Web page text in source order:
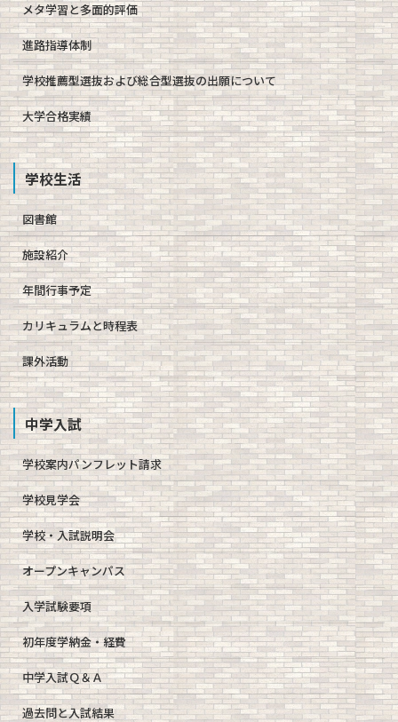
メタ学習と多面的評価
進路指導体制
学校推薦型選抜および総合型選抜の出願について
大学合格実績
学校生活
図書館
施設紹介
年間行事予定
カリキュラムと時程表
課外活動
中学入試
学校案内パンフレット請求
学校見学会
学校・入試説明会
オープンキャンパス
入学試験要項
初年度学納金・経費
中学入試Ｑ＆Ａ
過去問と入試結果